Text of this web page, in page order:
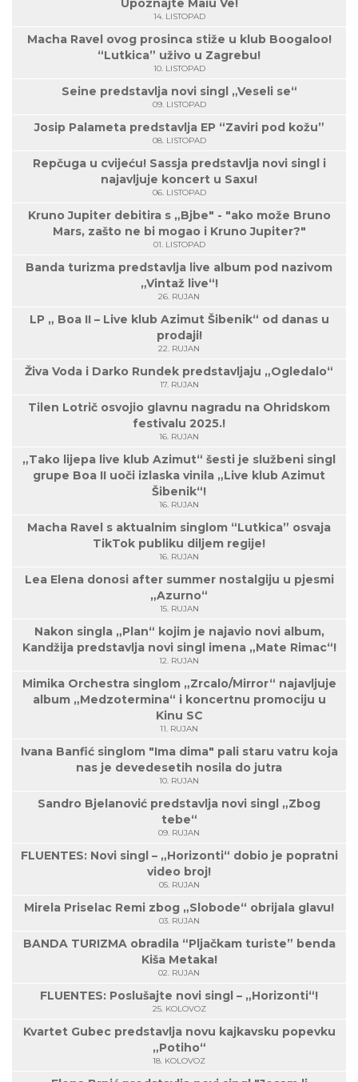
Upoznajte Maiu Vë!
14. LISTOPAD
Macha Ravel ovog prosinca stiže u klub Boogaloo!
“Lutkica” uživo u Zagrebu!
10. LISTOPAD
Seine predstavlja novi singl „Veseli se“
09. LISTOPAD
Josip Palameta predstavlja EP “Zaviri pod kožu”
08. LISTOPAD
Repčuga u cvijeću! Sassja predstavlja novi singl i
najavljuje koncert u Saxu!
06. LISTOPAD
Kruno Jupiter debitira s „Bjbe" - "ako može Bruno
Mars, zašto ne bi mogao i Kruno Jupiter?"
01. LISTOPAD
Banda turizma predstavlja live album pod nazivom
„Vintaž live“!
26. RUJAN
LP „ Boa II – Live klub Azimut Šibenik“ od danas u
prodaji!
22. RUJAN
Živa Voda i Darko Rundek predstavljaju „Ogledalo“
17. RUJAN
Tilen Lotrič osvojio glavnu nagradu na Ohridskom
festivalu 2025.!
16. RUJAN
„Tako lijepa live klub Azimut“ šesti je službeni singl
grupe Boa II uoči izlaska vinila „Live klub Azimut
Šibenik“!
16. RUJAN
Macha Ravel s aktualnim singlom “Lutkica” osvaja
TikTok publiku diljem regije!
16. RUJAN
Lea Elena donosi after summer nostalgiju u pjesmi
„Azurno“
15. RUJAN
Nakon singla „Plan“ kojim je najavio novi album,
Kandžija predstavlja novi singl imena „Mate Rimac“!
12. RUJAN
Mimika Orchestra singlom „Zrcalo/Mirror“ najavljuje
album „Medzotermina“ i koncertnu promociju u
Kinu SC
11. RUJAN
Ivana Banfić singlom "Ima dima" pali staru vatru koja
nas je devedesetih nosila do jutra
10. RUJAN
Sandro Bjelanović predstavlja novi singl „Zbog
tebe“
09. RUJAN
FLUENTES: Novi singl – „Horizonti“ dobio je popratni
video broj!
05. RUJAN
Mirela Priselac Remi zbog „Slobode“ obrijala glavu!
03. RUJAN
BANDA TURIZMA obradila “Pljačkam turiste” benda
Kiša Metaka!
02. RUJAN
FLUENTES: Poslušajte novi singl – „Horizonti“!
25. KOLOVOZ
Kvartet Gubec predstavlja novu kajkavsku popevku
„Potiho“
18. KOLOVOZ